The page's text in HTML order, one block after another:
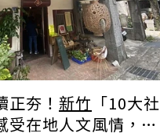
正夯！ 新竹 「10大社
受在地人文風情，搭